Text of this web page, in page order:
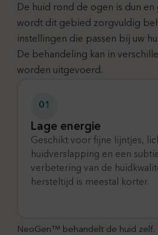
De huid rond de ogen is dun en
wordt dit gebied zorgvuldig
instellingen die passen bij uw
De behandeling kan in
worden uitgevoerd.
01
Lage energie
Geschikt voor fijne lijntjes,
huidverslapping en een
verbetering van de
hersteltijd is meestal korter.
NeoGen™ behandelt de huid zelf.